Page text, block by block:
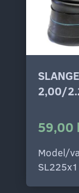
2,00/
59,00
Model/